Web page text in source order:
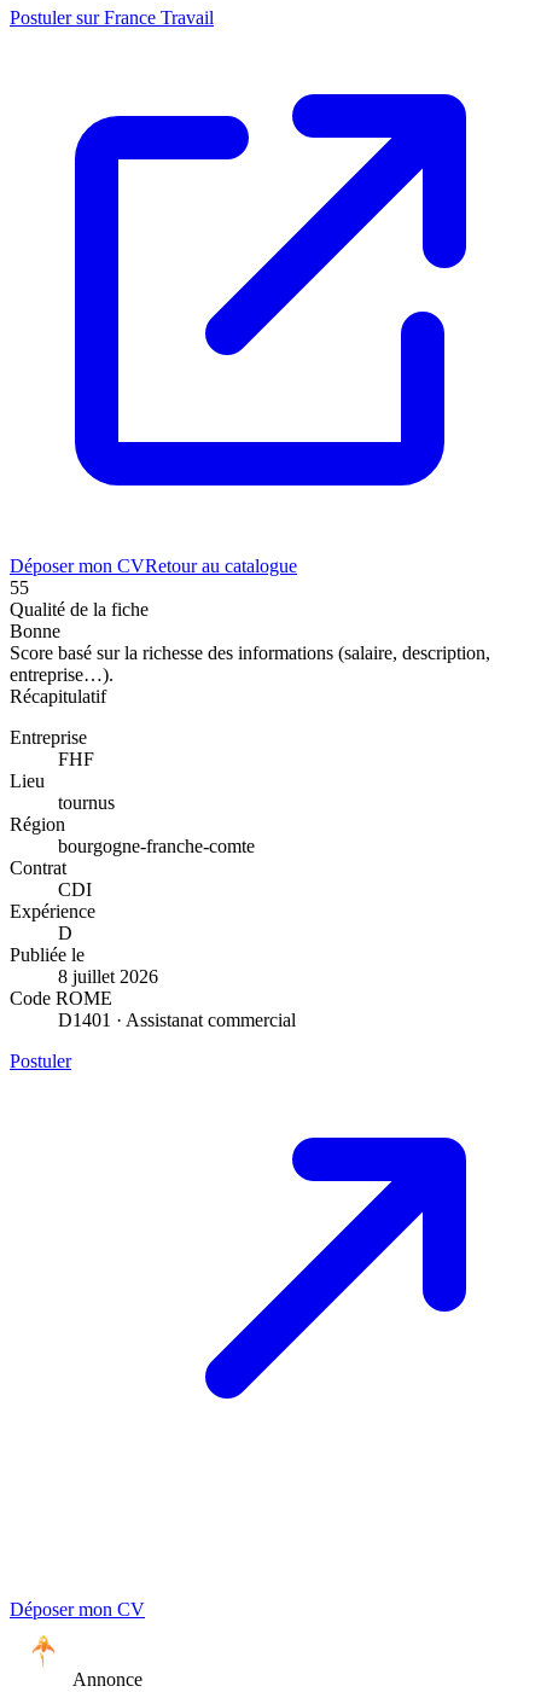
Postuler sur France Travail
Déposer mon CVRetour au catalogue
55
Qualité de la fiche
Bonne
Score basé sur la richesse des informations (salaire, description,
entreprise…).
Récapitulatif
Entreprise
FHF
Lieu
tournus
Région
bourgogne-franche-comte
Contrat
CDI
Expérience
D
Publiée le
8 juillet 2026
Code ROME
D1401 · Assistanat commercial
Postuler
Déposer mon CV
Annonce